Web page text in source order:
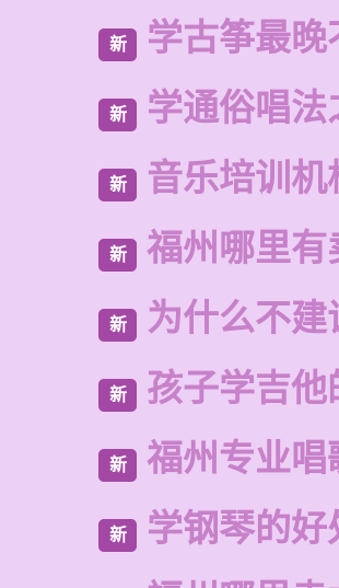
新 学古筝最
新 学通俗唱
新 音乐培训
新 福州哪里有
新 为什么不建
新 孩子学吉他
新 福州专业唱
新 学钢琴的好